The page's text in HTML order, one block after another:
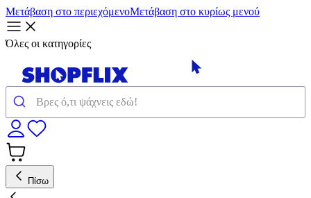
Μετάβαση στο περιεχόμενοΜετάβαση στο κυρίως μενού
Όλες οι κατηγορίες
Πίσω